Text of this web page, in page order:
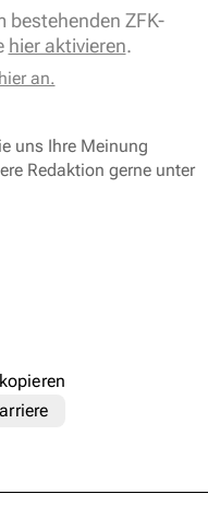
bestehenden ZFK-
hier aktivieren.
an.
uns Ihre Meinung
Redaktion gerne unter